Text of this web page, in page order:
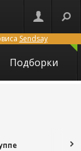
Sendsay
Подборки